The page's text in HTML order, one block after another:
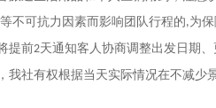
不可抗力因素而影响团队行程的,为
提前2天通知客人协商调整出发日期
我社有权根据当天实际情况在不减少